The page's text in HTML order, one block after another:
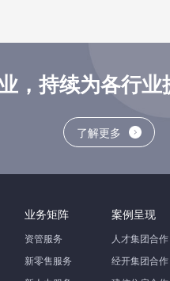
，持续为各行
了解更多
业务矩阵
资管服务
新零售服务
案例呈现
人才集团合作
经开集团合作